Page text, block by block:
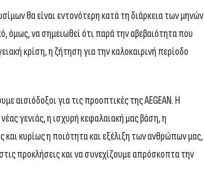
θα είναι εντονότερη κατά τη διάρκεια των μηνών
όμως, να σημειωθεί ότι παρά την αβεβαιότητα που
κρίση, η ζήτηση για την καλοκαιρινή περίοδο
αισιόδοξοι για τις προοπτικές της AEGEAN. Η
γενιάς, η ισχυρή κεφαλαιακή μας βάση, η
κυρίως η ποιότητα και εξέλιξη των ανθρώπων μας,
προκλήσεις και να συνεχίζουμε απρόσκοπτα την